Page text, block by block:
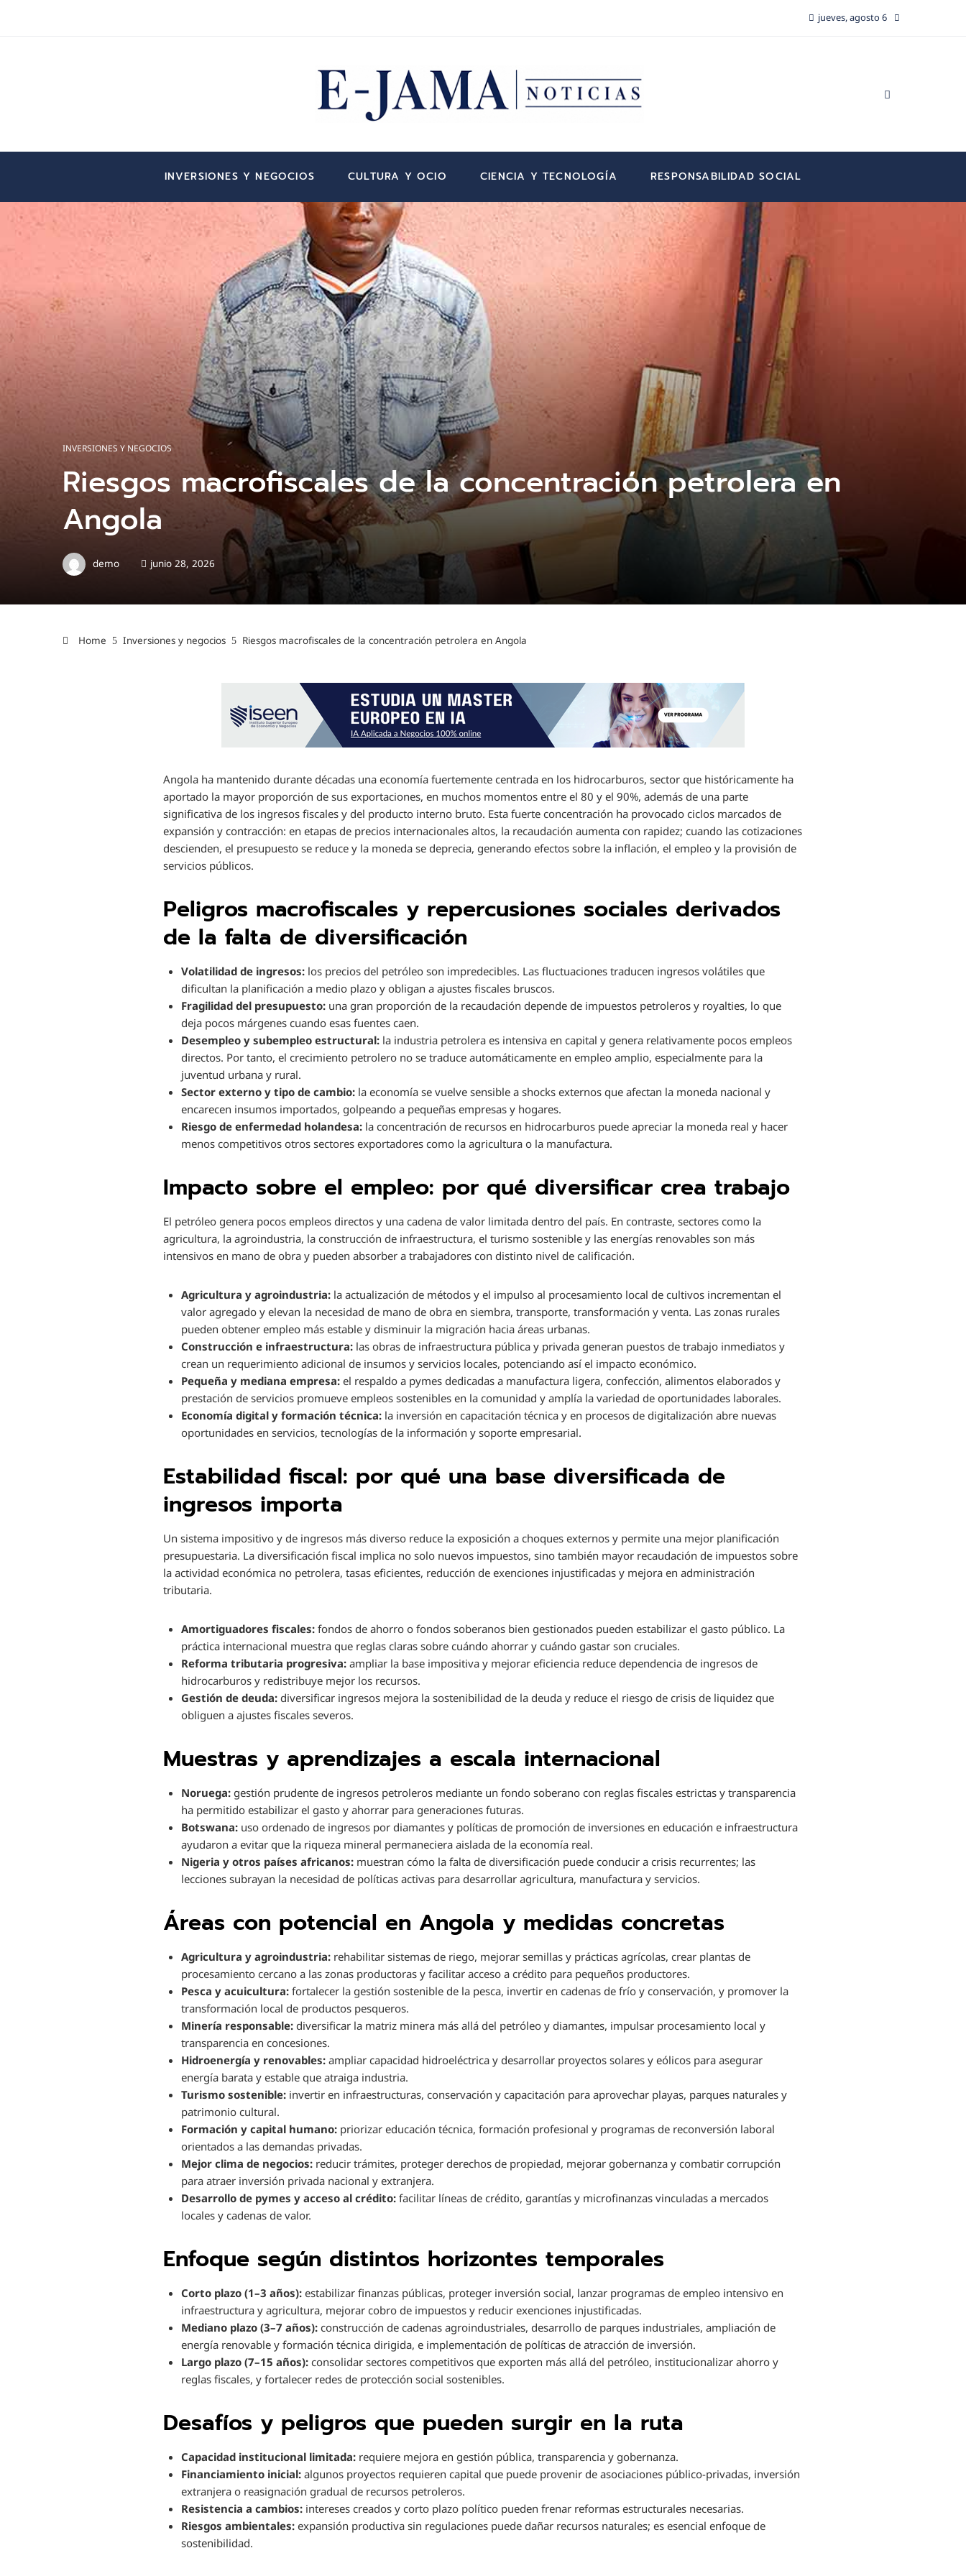
jueves, agosto 6
INVERSIONES Y NEGOCIOS CULTURA Y OCIO CIENCIA Y TECNOLOGÍA RESPONSABILIDAD SOCIAL
INVERSIONES Y NEGOCIOS
Riesgos macrofiscales de la concentración petrolera en
Angola
demo junio 28, 2026
Home Inversiones y negocios Riesgos macrofiscales de la concentración petrolera en Angola
Angola ha mantenido durante décadas una economía fuertemente centrada en los hidrocarburos, sector que históricamente ha
aportado la mayor proporción de sus exportaciones, en muchos momentos entre el 80 y el 90%, además de una parte
significativa de los ingresos fiscales y del producto interno bruto. Esta fuerte concentración ha provocado ciclos marcados de
expansión y contracción: en etapas de precios internacionales altos, la recaudación aumenta con rapidez; cuando las cotizaciones
descienden, el presupuesto se reduce y la moneda se deprecia, generando efectos sobre la inflación, el empleo y la provisión de
servicios públicos.
Peligros macrofiscales y repercusiones sociales derivados
de la falta de diversificación
Volatilidad de ingresos: los precios del petróleo son impredecibles. Las fluctuaciones traducen ingresos volátiles que
dificultan la planificación a medio plazo y obligan a ajustes fiscales bruscos.
Fragilidad del presupuesto: una gran proporción de la recaudación depende de impuestos petroleros y royalties, lo que
deja pocos márgenes cuando esas fuentes caen.
Desempleo y subempleo estructural: la industria petrolera es intensiva en capital y genera relativamente pocos empleos
directos. Por tanto, el crecimiento petrolero no se traduce automáticamente en empleo amplio, especialmente para la
juventud urbana y rural.
Sector externo y tipo de cambio: la economía se vuelve sensible a shocks externos que afectan la moneda nacional y
encarecen insumos importados, golpeando a pequeñas empresas y hogares.
Riesgo de enfermedad holandesa: la concentración de recursos en hidrocarburos puede apreciar la moneda real y hacer
menos competitivos otros sectores exportadores como la agricultura o la manufactura.
Impacto sobre el empleo: por qué diversificar crea trabajo
El petróleo genera pocos empleos directos y una cadena de valor limitada dentro del país. En contraste, sectores como la
agricultura, la agroindustria, la construcción de infraestructura, el turismo sostenible y las energías renovables son más
intensivos en mano de obra y pueden absorber a trabajadores con distinto nivel de calificación.
Agricultura y agroindustria: la actualización de métodos y el impulso al procesamiento local de cultivos incrementan el
valor agregado y elevan la necesidad de mano de obra en siembra, transporte, transformación y venta. Las zonas rurales
pueden obtener empleo más estable y disminuir la migración hacia áreas urbanas.
Construcción e infraestructura: las obras de infraestructura pública y privada generan puestos de trabajo inmediatos y
crean un requerimiento adicional de insumos y servicios locales, potenciando así el impacto económico.
Pequeña y mediana empresa: el respaldo a pymes dedicadas a manufactura ligera, confección, alimentos elaborados y
prestación de servicios promueve empleos sostenibles en la comunidad y amplía la variedad de oportunidades laborales.
Economía digital y formación técnica: la inversión en capacitación técnica y en procesos de digitalización abre nuevas
oportunidades en servicios, tecnologías de la información y soporte empresarial.
Estabilidad fiscal: por qué una base diversificada de
ingresos importa
Un sistema impositivo y de ingresos más diverso reduce la exposición a choques externos y permite una mejor planificación
presupuestaria. La diversificación fiscal implica no solo nuevos impuestos, sino también mayor recaudación de impuestos sobre
la actividad económica no petrolera, tasas eficientes, reducción de exenciones injustificadas y mejora en administración
tributaria.
Amortiguadores fiscales: fondos de ahorro o fondos soberanos bien gestionados pueden estabilizar el gasto público. La
práctica internacional muestra que reglas claras sobre cuándo ahorrar y cuándo gastar son cruciales.
Reforma tributaria progresiva: ampliar la base impositiva y mejorar eficiencia reduce dependencia de ingresos de
hidrocarburos y redistribuye mejor los recursos.
Gestión de deuda: diversificar ingresos mejora la sostenibilidad de la deuda y reduce el riesgo de crisis de liquidez que
obliguen a ajustes fiscales severos.
Muestras y aprendizajes a escala internacional
Noruega: gestión prudente de ingresos petroleros mediante un fondo soberano con reglas fiscales estrictas y transparencia
ha permitido estabilizar el gasto y ahorrar para generaciones futuras.
Botswana: uso ordenado de ingresos por diamantes y políticas de promoción de inversiones en educación e infraestructura
ayudaron a evitar que la riqueza mineral permaneciera aislada de la economía real.
Nigeria y otros países africanos: muestran cómo la falta de diversificación puede conducir a crisis recurrentes; las
lecciones subrayan la necesidad de políticas activas para desarrollar agricultura, manufactura y servicios.
Áreas con potencial en Angola y medidas concretas
Agricultura y agroindustria: rehabilitar sistemas de riego, mejorar semillas y prácticas agrícolas, crear plantas de
procesamiento cercano a las zonas productoras y facilitar acceso a crédito para pequeños productores.
Pesca y acuicultura: fortalecer la gestión sostenible de la pesca, invertir en cadenas de frío y conservación, y promover la
transformación local de productos pesqueros.
Minería responsable: diversificar la matriz minera más allá del petróleo y diamantes, impulsar procesamiento local y
transparencia en concesiones.
Hidroenergía y renovables: ampliar capacidad hidroeléctrica y desarrollar proyectos solares y eólicos para asegurar
energía barata y estable que atraiga industria.
Turismo sostenible: invertir en infraestructuras, conservación y capacitación para aprovechar playas, parques naturales y
patrimonio cultural.
Formación y capital humano: priorizar educación técnica, formación profesional y programas de reconversión laboral
orientados a las demandas privadas.
Mejor clima de negocios: reducir trámites, proteger derechos de propiedad, mejorar gobernanza y combatir corrupción
para atraer inversión privada nacional y extranjera.
Desarrollo de pymes y acceso al crédito: facilitar líneas de crédito, garantías y microfinanzas vinculadas a mercados
locales y cadenas de valor.
Enfoque según distintos horizontes temporales
Corto plazo (1–3 años): estabilizar finanzas públicas, proteger inversión social, lanzar programas de empleo intensivo en
infraestructura y agricultura, mejorar cobro de impuestos y reducir exenciones injustificadas.
Mediano plazo (3–7 años): construcción de cadenas agroindustriales, desarrollo de parques industriales, ampliación de
energía renovable y formación técnica dirigida, e implementación de políticas de atracción de inversión.
Largo plazo (7–15 años): consolidar sectores competitivos que exporten más allá del petróleo, institucionalizar ahorro y
reglas fiscales, y fortalecer redes de protección social sostenibles.
Desafíos y peligros que pueden surgir en la ruta
Capacidad institucional limitada: requiere mejora en gestión pública, transparencia y gobernanza.
Financiamiento inicial: algunos proyectos requieren capital que puede provenir de asociaciones público-privadas, inversión
extranjera o reasignación gradual de recursos petroleros.
Resistencia a cambios: intereses creados y corto plazo político pueden frenar reformas estructurales necesarias.
Riesgos ambientales: expansión productiva sin regulaciones puede dañar recursos naturales; es esencial enfoque de
sostenibilidad.